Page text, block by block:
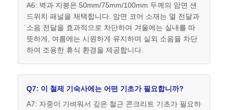
A6: 벽과 지붕은 50mm/75mm/100mm 두께의 암면 샌
드위치 패널을 채택합니다. 암면 코어 소재는 열 전달과
소음 전달을 효과적으로 차단하여 겨울에는 실내를 따
뜻하게, 여름에는 시원하게 유지하며 실외 소음을 차단
하여 조용한 휴식 환경을 제공합니다.
Q7: 이 철제 기숙사에는 어떤 기초가 필요합니까?
A7: 자중이 가벼워서 깊은 철근 콘크리트 기초가 필요하